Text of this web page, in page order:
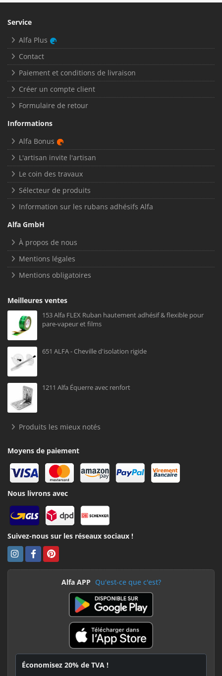
Service
Alfa Plus
Contact
Paiement et conditions de livraison
Créer un compte client
Formulaire de retour
Informations
Alfa Bonus
L'artisan invite l'artisan
Le coin des travaux
Sélecteur de produits
Information sur les rubans adhésifs Alfa
Alfa GmbH
À propos de nous
Mentions légales
Mentions obligatoires
Meilleures ventes
153 Alfa FLEX Ruban hautement adhésif & flexible pour
pare-vapeur et films
651 ALFA - Cheville d'isolation rigide
1211 Alfa Équerre avec renfort
Produits les mieux notés
Moyens de paiement
Nous livrons avec
Suivez-nous sur les réseaux sociaux !
Alfa APP Qu'est-ce que c'est?
Économisez 20% de TVA !